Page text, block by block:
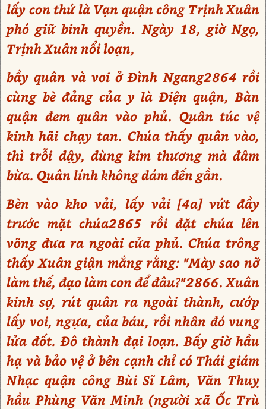
lấy con thứ là Vạn quận công Trịnh Xuân
phó giữ binh quyền. Ngày 18, giờ Ngọ,
Trịnh Xuân nổi loạn,
bầy quân và voi ở Đình Ngang2864 rồi
cùng bè đảng của y là Điện quận, Bàn
quận đem quân vào phủ. Quân túc vệ
kinh hãi chạy tan. Chúa thấy quân vào,
thì trỗi dậy, dùng kim thương mà đâm
bừa. Quân lính không dám đến gần.
Bèn vào kho vải, lấy vải [4a] vứt đầy
trước mặt chúa2865 rồi đặt chúa lên
võng đưa ra ngoài cửa phủ. Chúa trông
thấy Xuân giận mắng rằng: "Mày sao nỡ
làm thế, đạo làm con để đâu?"2866. Xuân
kinh sợ, rút quân ra ngoài thành, cướp
lấy voi, ngựa, của báu, rồi nhân đó vung
lửa đốt. Đô thành đại loạn. Bấy giờ hầu
hạ và bảo vệ ở bên cạnh chỉ có Thái giám
Nhạc quận công Bùi Sĩ Lâm, Văn Thuỵ
hầu Phùng Văn Minh (người xã Ốc Trù